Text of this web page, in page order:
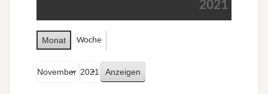
2021
Monat Woche